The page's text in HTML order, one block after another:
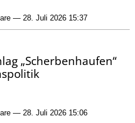
— 28. Juli 2026 15:37
„Scherbenhaufen“
— 28. Juli 2026 15:06